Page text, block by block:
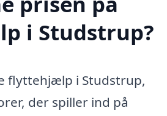
i Studstrup?
flyttehjælp i Studstrup,
der spiller ind på